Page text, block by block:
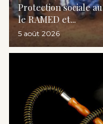
Protection sociale
le RAMED et...
5 août 2026